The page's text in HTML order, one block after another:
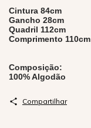
Cintura 84cm
Gancho 28cm
Quadril 112cm
Comprimento 110cm
Composição:
100% Algodão
Compartilhar